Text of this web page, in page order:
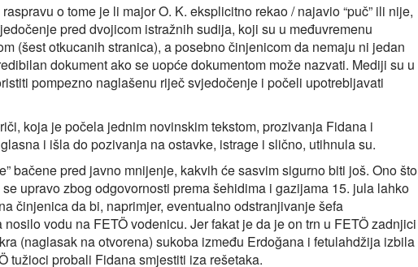
o tome je li major O. K. eksplicitno rekao / najavio “puč” ili nije,
pred dvojicom istražnih sudija, koji su u međuvremenu
(šest otkucanih stranica), a posebno činjenicom da nemaju ni jedan
dokument ako se uopće dokumentom može nazvati. Mediji su u
pompezno naglašenu riječ svjedočenje i počeli upotrebljavati
koja je počela jednim novinskim tekstom, prozivanja Fidana i
i išla do pozivanja na ostavke, istrage i slično, utihnula su.
bačene pred javno mnijenje, kakvih će sasvim sigurno biti još. Ono što
se upravo zbog odgovornosti prema šehidima i gazijama 15. jula lahko
činjenica da bi, naprimjer, eventualno odstranjivanje šefa
vodu na FETÖ vodenicu. Jer fakat je da je on trn u FETÖ zadnjici
(naglasak na otvorena) sukoba između Erdoğana i fetulahdžija izbila
tužioci probali Fidana smjestiti iza rešetaka.